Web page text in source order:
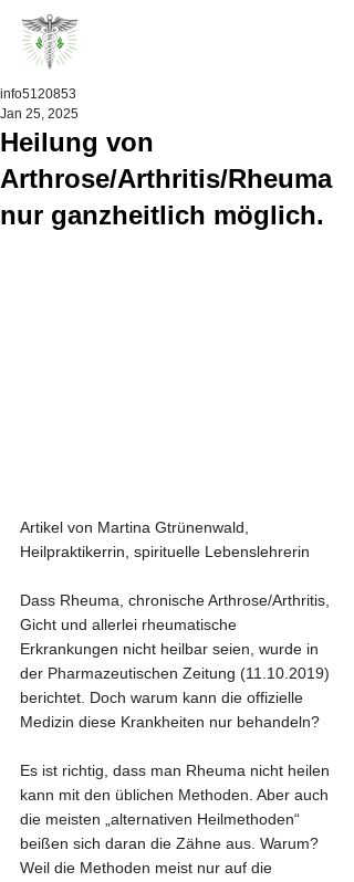
Heilung von
Arthrose/Arthritis/Rheuma
nur ganzheitlich möglich.
info5120853
Jan 25, 2025
Artikel von Martina Gtrünenwald,
Heilpraktikerrin, spirituelle Lebenslehrerin
Dass Rheuma, chronische Arthrose/Arthritis,
Gicht und allerlei rheumatische
Erkrankungen nicht heilbar seien, wurde in
der Pharmazeutischen Zeitung (11.10.2019)
berichtet. Doch warum kann die offizielle
Medizin diese Krankheiten nur behandeln?
Es ist richtig, dass man Rheuma nicht heilen
kann mit den üblichen Methoden. Aber auch
die meisten „alternativen Heilmethoden“
beißen sich daran die Zähne aus. Warum?
Weil die Methoden meist nur auf die